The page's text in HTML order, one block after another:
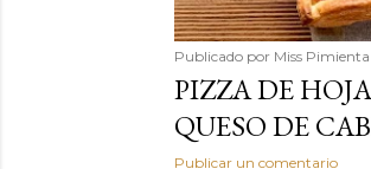
Publicado por Miss Pimienta
PIZZA DE
QUESO DE
Publicar un comentario